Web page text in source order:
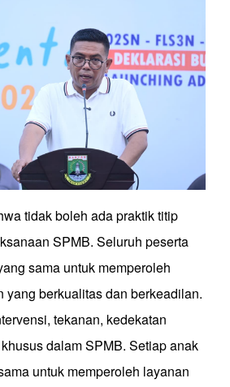
tidak boleh ada praktik titip
SPMB. Seluruh peserta
sama untuk memperoleh
yang berkualitas dan berkeadilan.
tekanan, kedekatan
dalam SPMB. Setiap anak
untuk memperoleh layanan